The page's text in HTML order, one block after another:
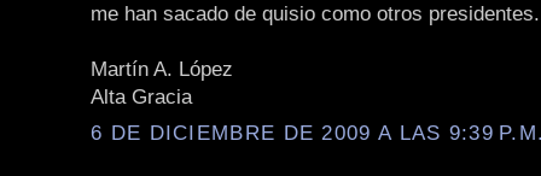
me han sacado de quisio como otros presidentes.
Martín A. López
Alta Gracia
6 DE DICIEMBRE DE 2009 A LAS 9:39